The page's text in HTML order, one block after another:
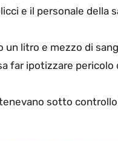
e il personale della
un litro e mezzo di
far ipotizzare pericolo
sotto